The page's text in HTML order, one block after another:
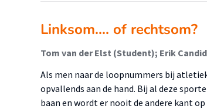
Linksom.... of rechtsom?
Tom van der Elst (Student); Erik
Als men naar de loopnummers bij
opvallends aan de hand. Bij al deze
baan en wordt er nooit de andere kant